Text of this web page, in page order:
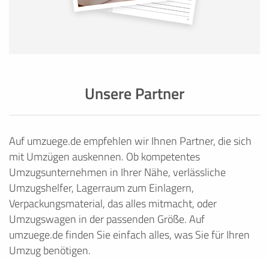
Unsere Partner
Auf umzuege.de empfehlen wir Ihnen Partner, die sich
mit Umzügen auskennen. Ob kompetentes
Umzugsunternehmen in Ihrer Nähe, verlässliche
Umzugshelfer, Lagerraum zum Einlagern,
Verpackungsmaterial, das alles mitmacht, oder
Umzugswagen in der passenden Größe. Auf
umzuege.de finden Sie einfach alles, was Sie für Ihren
Umzug benötigen.